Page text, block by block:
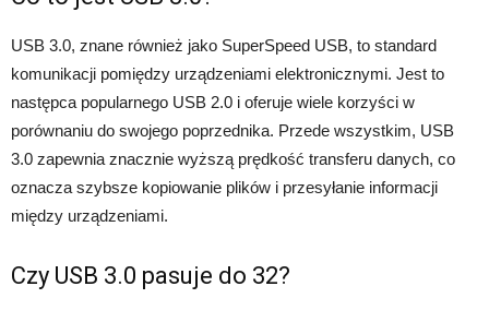
USB 3.0, znane również jako SuperSpeed USB, to standard
komunikacji pomiędzy urządzeniami elektronicznymi. Jest to
następca popularnego USB 2.0 i oferuje wiele korzyści w
porównaniu do swojego poprzednika. Przede wszystkim, USB
3.0 zapewnia znacznie wyższą prędkość transferu danych, co
oznacza szybsze kopiowanie plików i przesyłanie informacji
między urządzeniami.
Czy USB 3.0 pasuje do 32?